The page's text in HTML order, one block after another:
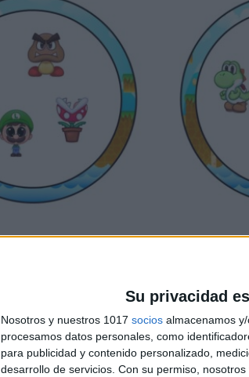
Su privacidad
Nosotros y nuestros 1017 socios almacenamos
procesamos datos personales, como
para publicidad y contenido personalizado,
desarrollo de servicios. Con su permiso,